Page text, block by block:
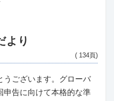
より
( 134頁)
ございます。グローバ
申告に向けて本格的な準